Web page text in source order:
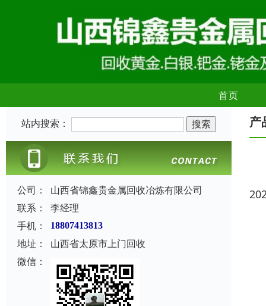
首页
站内搜索：
公司：
山西省锦鑫贵金属回收冶炼有限公司
联系：
李经理
手机：
18807413813
地址：
山西省太原市上门回收
微信：
产